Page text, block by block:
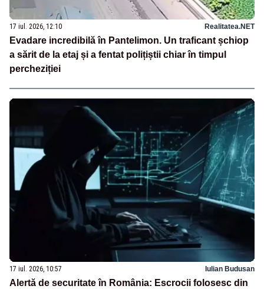
17 iul. 2026, 12:10 Realitatea.NET
Evadare incredibilă în Pantelimon. Un traficant șchiop
a sărit de la etaj și a fentat polițiștii chiar în timpul
percheziției
17 iul. 2026, 10:57 Iulian Budusan
Alertă de securitate în România: Escrocii folosesc din